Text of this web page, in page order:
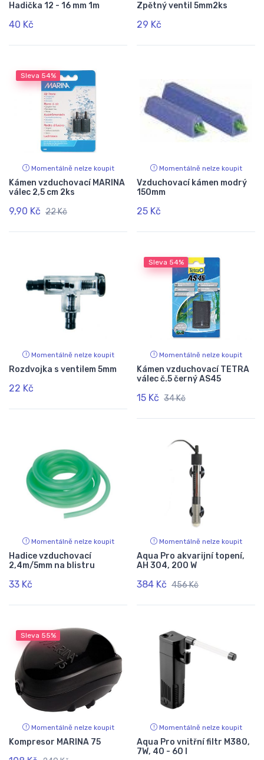
Hadička 12 - 16 mm 1m
40 Kč
Zpětný ventil 5mm2ks
29 Kč
Sleva 54%
Momentálně nelze koupit
Kámen vzduchovací MARINA
válec 2,5 cm 2ks
9,90 Kč 22 Kč
Momentálně nelze koupit
Vzduchovací kámen modrý
150mm
25 Kč
Momentálně nelze koupit
Rozdvojka s ventilem 5mm
22 Kč
Sleva 54%
Momentálně nelze koupit
Kámen vzduchovací TETRA
válec č.5 černý AS45
15 Kč 34 Kč
Momentálně nelze koupit
Hadice vzduchovací
2,4m/5mm na blistru
33 Kč
Momentálně nelze koupit
Aqua Pro akvarijní topení,
AH 304, 200 W
384 Kč 456 Kč
Sleva 55%
Momentálně nelze koupit
Kompresor MARINA 75
Momentálně nelze koupit
Aqua Pro vnitřní filtr M380,
7W, 40 - 60 l